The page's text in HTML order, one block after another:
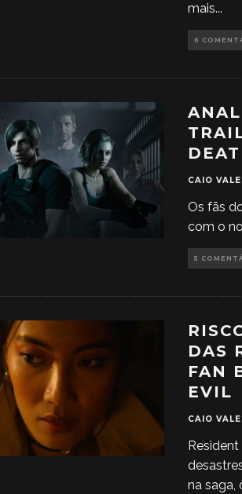
mais...
6
CAIO VALE
Os fãs
com o
5
DAS
FAN
EVIL
CAIO VALE
na saga,